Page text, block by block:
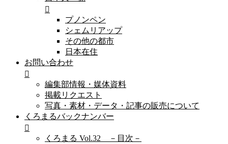
プノンペン
シェムリアップ
その他の都市
日本在住
お問い合わせ
編集部情報・媒体資料
掲載リクエスト
写真・素材・データ・記事の販売について
くろまるバックナンバー
くろまる Vol.32 －目次－